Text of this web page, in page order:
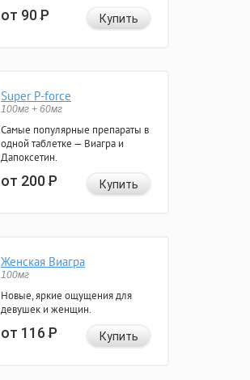
от 90Р Купить
Super P-force
100мг + 60мг
Самые популярные препараты в
одной таблетке — Виагра и
Дапоксетин.
от 200Р Купить
Женская Виагра
100мг
Новые, яркие ощущения для
девушек и женщин.
от 116Р Купить